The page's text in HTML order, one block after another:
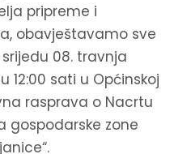
pripreme i
obavještavamo sve
08. travnja
12:00 sati u Općinskoj
rasprava o Nacrtu
gospodarske zone